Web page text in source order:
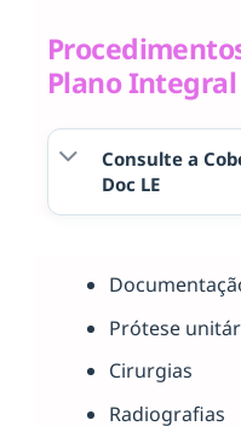
Plano Integral
Consulte a
Doc LE
Prótese
Cirurgias
Radiografias